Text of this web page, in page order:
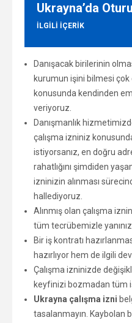
ILGILI IÇERIK
Ukrayna’da
Danışacak birilerinin
kurumun işini bilmesi
konusunda kendinden
veriyoruz.
Danışmanlık
çalışma izniniz
istiyorsanız, en doğru
rahatlığını şimdiden
izninizin alınması
hallediyoruz.
Alınmış olan çalışma
tüm tecrübemizle
Bir iş kontratı
hazırlıyor hem de ilgili
Çalışma izninizde
keyfinizi bozmadan tüm
Ukrayna çalışma izni
tasalanmayın. Kaybolan